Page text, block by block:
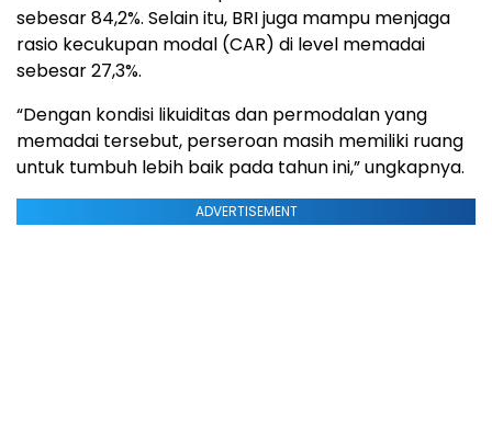
sebesar 84,2%. Selain itu, BRI juga mampu menjaga
rasio kecukupan modal (CAR) di level memadai
sebesar 27,3%.
“Dengan kondisi likuiditas dan permodalan yang
memadai tersebut, perseroan masih memiliki ruang
untuk tumbuh lebih baik pada tahun ini,” ungkapnya.
ADVERTISEMENT